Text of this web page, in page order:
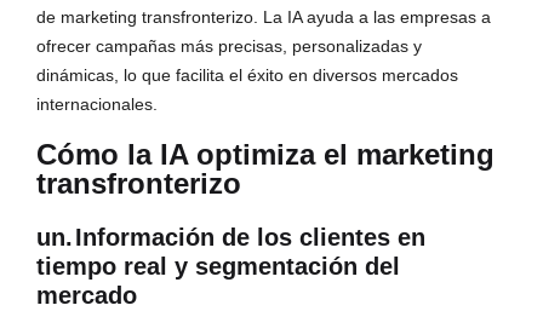
de marketing transfronterizo. La IA ayuda a las empresas a
ofrecer campañas más precisas, personalizadas y
dinámicas, lo que facilita el éxito en diversos mercados
internacionales.
Cómo la IA optimiza el marketing
transfronterizo
un.Información de los clientes en
tiempo real y segmentación del
mercado